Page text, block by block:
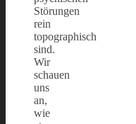
Störungen
rein
topographisch
sind.
Wir
schauen
uns
an,
wie